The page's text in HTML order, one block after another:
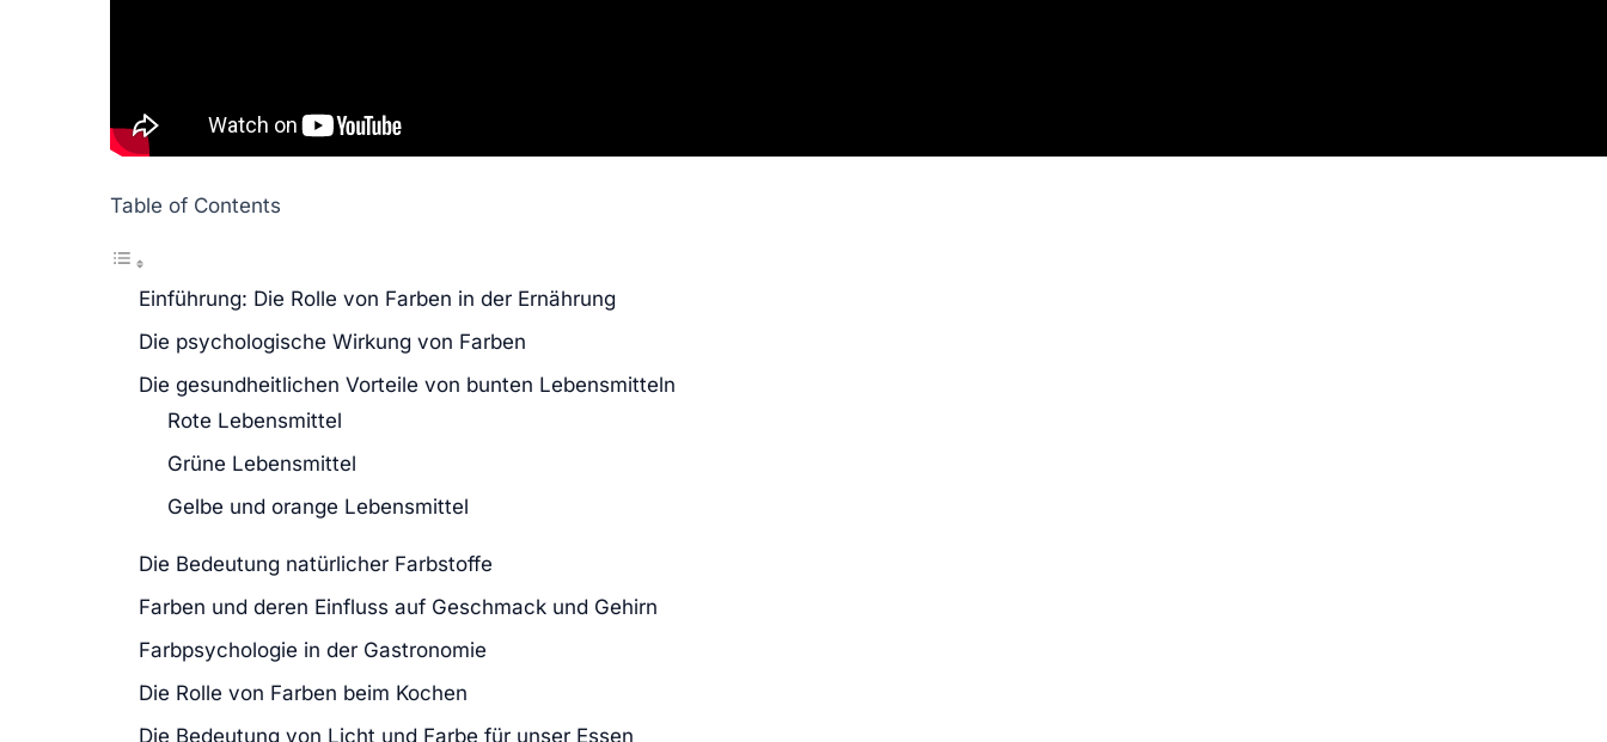
Table of Contents
Einführung: Die Rolle von Farben in der Ernährung
Die psychologische Wirkung von Farben
Die gesundheitlichen Vorteile von bunten Lebensmitteln
Rote Lebensmittel
Grüne Lebensmittel
Gelbe und orange Lebensmittel
Die Bedeutung natürlicher Farbstoffe
Farben und deren Einfluss auf Geschmack und Gehirn
Farbpsychologie in der Gastronomie
Die Rolle von Farben beim Kochen
Die Bedeutung von Licht und Farbe für unser Essen